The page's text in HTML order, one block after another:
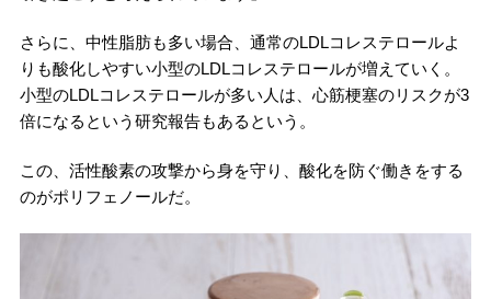
さらに、中性脂肪も多い場合、通常のLDLコレステロールよ
りも酸化しやすい小型のLDLコレステロールが増えていく。
小型のLDLコレステロールが多い人は、心筋梗塞のリスクが3
倍になるという研究報告もあるという。
この、活性酸素の攻撃から身を守り、酸化を防ぐ働きをする
のがポリフェノールだ。